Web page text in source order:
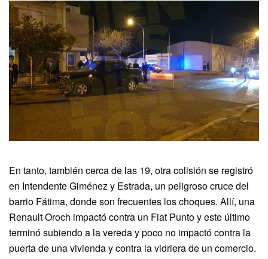
En tanto, también cerca de las 19, otra colisión se registró
en Intendente Giménez y Estrada, un peligroso cruce del
barrio Fátima, donde son frecuentes los choques. Allí, una
Renault Oroch impactó contra un Fiat Punto y este último
terminó subiendo a la vereda y poco no impactó contra la
puerta de una vivienda y contra la vidriera de un comercio.